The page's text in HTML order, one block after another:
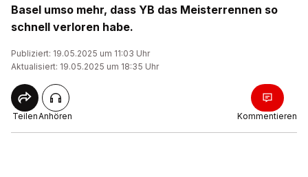
Basel umso mehr, dass YB das Meisterrennen so
schnell verloren habe.
Publiziert: 19.05.2025 um 11:03 Uhr
Aktualisiert: 19.05.2025 um 18:35 Uhr
TeilenAnhören Kommentieren